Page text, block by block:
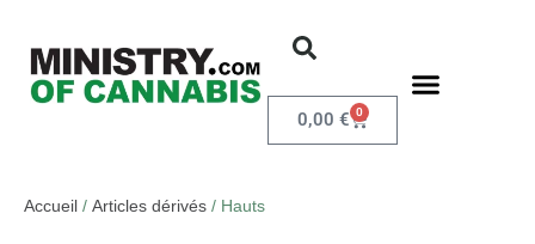
0,00 € 0
Accueil / Articles dérivés / Hauts